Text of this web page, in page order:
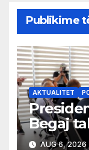
Publikime
AKTUALITET
Begaj
AUG 6, 2026